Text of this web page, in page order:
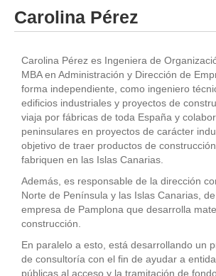
Carolina Pérez
Carolina Pérez es Ingeniera de
MBA en Administración y Dirección de
forma independiente, como ingeniero
edificios industriales y proyectos de
viaja por fábricas de toda España y
peninsulares en proyectos de carácter
objetivo de traer productos de
fabriquen en las Islas Canarias.
Además, es responsable de la dirección
Norte de Península y las Islas Canarias,
empresa de Pamplona que desarrolla
construcción.
En paralelo a esto, está desarrollando un
de consultoría con el fin de ayudar a
públicas al acceso y la tramitación de